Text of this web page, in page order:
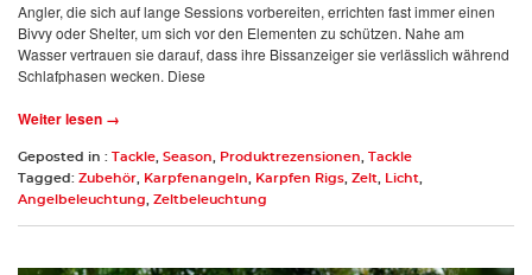
Angler, die sich auf lange Sessions vorbereiten, errichten fast immer einen
Bivvy oder Shelter, um sich vor den Elementen zu schützen. Nahe am
Wasser vertrauen sie darauf, dass ihre Bissanzeiger sie verlässlich während
Schlafphasen wecken. Diese
Weiter lesen →
Geposted in : Tackle, Season, Produktrezensionen,
Tackle
Tagged: Zubehör, Karpfenangeln, Karpfen Rigs, Zelt, Licht,
Angelbeleuchtung, Zeltbeleuchtung